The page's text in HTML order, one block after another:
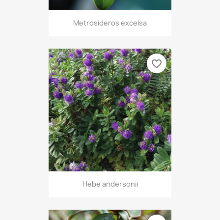
Metrosideros excelsa
Hebe andersonii
favorite_border